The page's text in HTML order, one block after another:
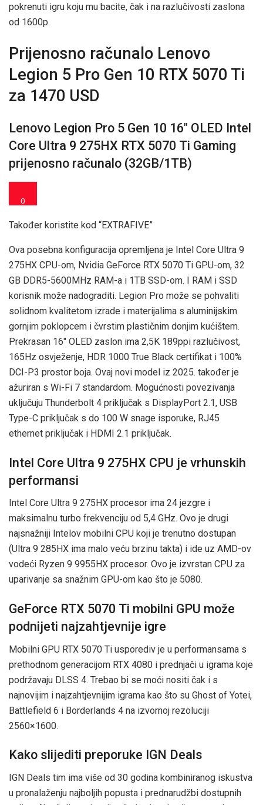
pokrenuti igru ​​koju mu bacite, čak i na razlučivosti zaslona
od 1600p.
Prijenosno računalo Lenovo
Legion 5 Pro Gen 10 RTX 5070 Ti
za 1470 USD
Lenovo Legion Pro 5 Gen 10 16″ OLED Intel
Core Ultra 9 275HX RTX 5070 Ti Gaming
prijenosno računalo (32GB/1TB)
0
Također koristite kod “EXTRAFIVE”
Ova posebna konfiguracija opremljena je Intel Core Ultra 9
275HX CPU-om, Nvidia GeForce RTX 5070 Ti GPU-om, 32
GB DDR5-5600MHz RAM-a i 1TB SSD-om. I RAM i SSD
korisnik može nadograditi. Legion Pro može se pohvaliti
solidnom kvalitetom izrade i materijalima s aluminijskim
gornjim poklopcem i čvrstim plastičnim donjim kućištem.
Prekrasan 16″ OLED zaslon ima 2,5K 189ppi razlučivost,
165Hz osvježenje, HDR 1000 True Black certifikat i 100%
DCI-P3 prostor boja. Ovaj novi model iz 2025. također je
ažuriran s Wi-Fi 7 standardom. Mogućnosti povezivanja
uključuju Thunderbolt 4 priključak s DisplayPort 2.1, USB
Type-C priključak s do 100 W snage isporuke, RJ45
ethernet priključak i HDMI 2.1 priključak.
Intel Core Ultra 9 275HX CPU je vrhunskih
performansi
Intel Core Ultra 9 275HX procesor ima 24 jezgre i
maksimalnu turbo frekvenciju od 5,4 GHz. Ovo je drugi
najsnažniji Intelov mobilni CPU koji je trenutno dostupan
(Ultra 9 285HX ima malo veću brzinu takta) i ide uz AMD-ov
vodeći Ryzen 9 9955HX procesor. Ovo je izvrstan CPU za
uparivanje sa snažnim GPU-om kao što je 5080.
GeForce RTX 5070 Ti mobilni GPU može
podnijeti najzahtjevnije igre
Mobilni GPU RTX 5070 Ti usporediv je u performansama s
prethodnom generacijom RTX 4080 i prednjači u igrama koje
podržavaju DLSS 4. Trebao bi se moći nositi čak i s
najnovijim i najzahtjevnijim igrama kao što su Ghost of Yotei,
Battlefield 6 i Borderlands 4 na izvornoj rezoluciji
2560×1600.
Kako slijediti preporuke IGN Deals
IGN Deals tim ima više od 30 godina kombiniranog iskustva
u pronalaženju najboljih popusta i prednarudžbi dostupnih